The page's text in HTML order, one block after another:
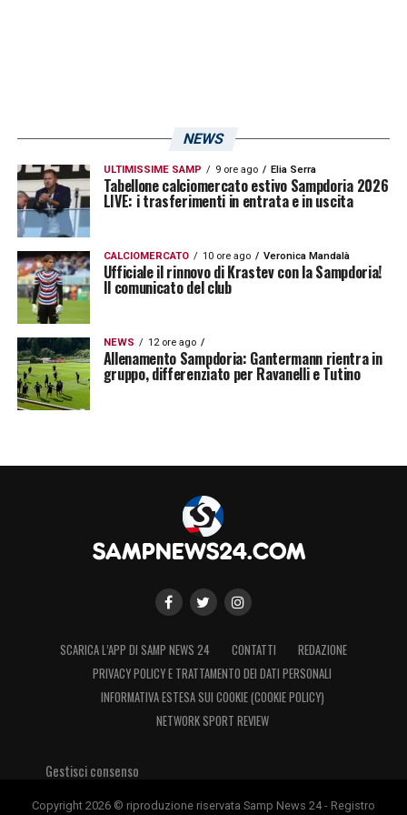
ma anche il Torino di Cairo. Potevo scegliere
benissimo anche di rimanere in Serie A, ma il
richiamo di casa è stato troppo forte ed
emozionante.»
LA PLAYLIST DELLE NOSTRE TOP NEWS
NEWS
ULTIMISSIME SAMP 9 ore ago Elia Serra
Tabellone calciomercato estivo Sampdoria 2026
LIVE: i trasferimenti in entrata e in uscita
CALCIOMERCATO 10 ore ago Veronica Mandalà
Ufficiale il rinnovo di Krastev con la Sampdoria!
Il comunicato del club
NEWS 12 ore ago
Allenamento Sampdoria: Gantermann rientra in
gruppo, differenziato per Ravanelli e Tutino
SCARICA L’APP DI SAMP NEWS 24 CONTATTI
REDAZIONE
PRIVACY POLICY E TRATTAMENTO DEI DATI PERSONALI
INFORMATIVA ESTESA SUI COOKIE (COOKIE POLICY)
NETWORK SPORT REVIEW
Gestisci consenso
Copyright 2026 © riproduzione riservata Samp News 24 - Registro